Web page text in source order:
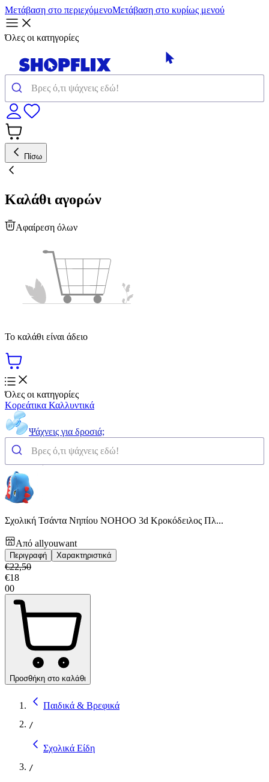
Μετάβαση στο περιεχόμενοΜετάβαση στο κυρίως μενού
Όλες οι κατηγορίες
Πίσω
Καλάθι αγορών
Αφαίρεση όλων
Το καλάθι είναι άδειο
Όλες οι κατηγορίες
Κορεάτικα Καλλυντικά
Ψάχνεις για δροσιά;
Σχολική Τσάντα Νηπίου NOHOO 3d Κροκόδειλος Πλ...
Από allyouwant
Περιγραφή Χαρακτηριστικά
€22,50
€18
00
Προσθήκη στο καλάθι
Παιδικά & Βρεφικά
/
Σχολικά Είδη
/